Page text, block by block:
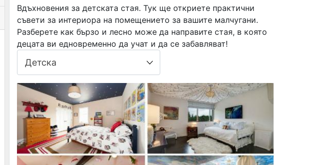
Вдъхновения за детската стая. Тук ще откриете практични
съвети за интериора на помещението за вашите малчугани.
Разберете как бързо и лесно може да направите стая, в която
децата ви едновременно да учат и да се забавляват!